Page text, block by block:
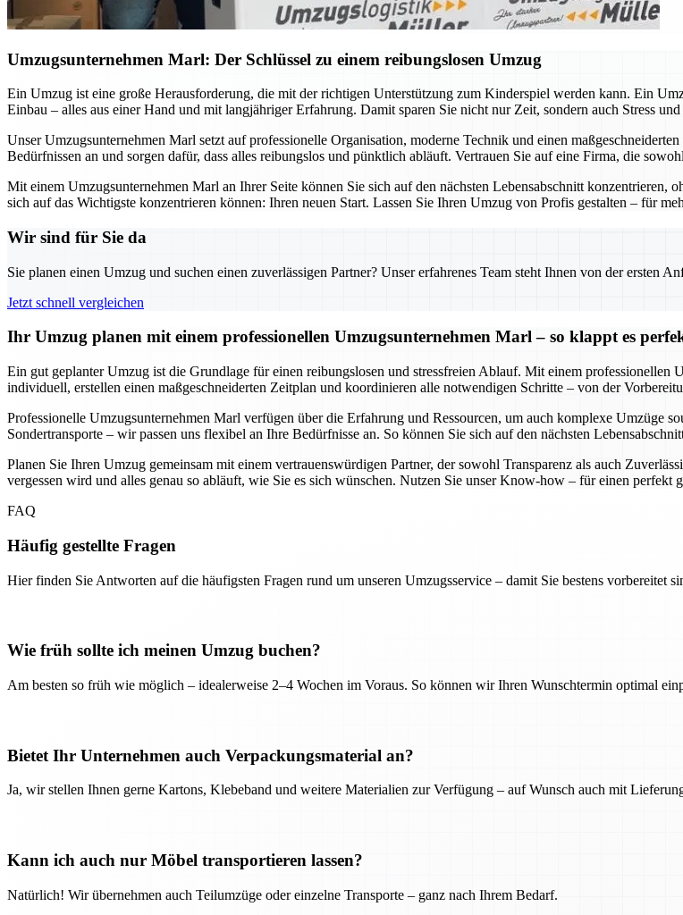
Umzugsunternehmen Marl: Der Schlüssel zu einem reibungslosen Umzug
Ein Umzug ist eine große Herausforderung, die mit der richtigen Unterstützung zum Kinderspiel werden kann. Ein
Einbau – alles aus einer Hand und mit langjähriger Erfahrung. Damit sparen Sie nicht nur Zeit, sondern auch Stress
Unser Umzugsunternehmen Marl setzt auf professionelle Organisation, moderne Technik und einen
Bedürfnissen an und sorgen dafür, dass alles reibungslos und pünktlich abläuft. Vertrauen Sie auf eine Firma, die
Mit einem Umzugsunternehmen Marl an Ihrer Seite können Sie sich auf den nächsten Lebensabschnitt
sich auf das Wichtigste konzentrieren können: Ihren neuen Start. Lassen Sie Ihren Umzug von Profis gestalten – für
Wir sind für Sie da
Sie planen einen Umzug und suchen einen zuverlässigen Partner? Unser erfahrenes Team steht Ihnen von der ersten
Jetzt schnell vergleichen
Ihr Umzug planen mit einem professionellen Umzugsunternehmen Marl – so klappt es
Ein gut geplanter Umzug ist die Grundlage für einen reibungslosen und stressfreien Ablauf. Mit einem
individuell, erstellen einen maßgeschneiderten Zeitplan und koordinieren alle notwendigen Schritte – von der
Professionelle Umzugsunternehmen Marl verfügen über die Erfahrung und Ressourcen, um auch komplexe Umzüge
Sondertransporte – wir passen uns flexibel an Ihre Bedürfnisse an. So können Sie sich auf den nächsten
Planen Sie Ihren Umzug gemeinsam mit einem vertrauenswürdigen Partner, der sowohl Transparenz als auch
vergessen wird und alles genau so abläuft, wie Sie es sich wünschen. Nutzen Sie unser Know-how – für einen perfekt
FAQ
Häufig gestellte Fragen
Hier finden Sie Antworten auf die häufigsten Fragen rund um unseren Umzugsservice – damit Sie bestens vorbereitet
Wie früh sollte ich meinen Umzug buchen?
Am besten so früh wie möglich – idealerweise 2–4 Wochen im Voraus. So können wir Ihren Wunschtermin optimal
Bietet Ihr Unternehmen auch Verpackungsmaterial an?
Ja, wir stellen Ihnen gerne Kartons, Klebeband und weitere Materialien zur Verfügung – auf Wunsch auch mit
Kann ich auch nur Möbel transportieren lassen?
Natürlich! Wir übernehmen auch Teilumzüge oder einzelne Transporte – ganz nach Ihrem Bedarf.